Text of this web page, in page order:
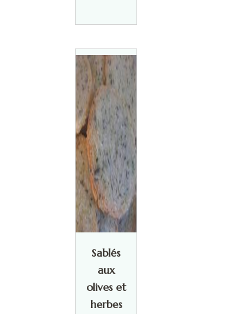
Sablés
aux
olives et
herbes